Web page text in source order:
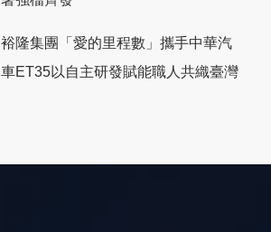
裕隆集團「愛的里程數」攜手中華汽
車ET35以自主研發賦能職人共織臺灣